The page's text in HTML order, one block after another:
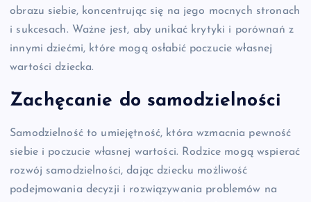
obrazu siebie, koncentrując się na jego mocnych stronach
i sukcesach. Ważne jest, aby unikać krytyki i porównań z
innymi dziećmi, które mogą osłabić poczucie własnej
wartości dziecka.
Zachęcanie do samodzielności
Samodzielność to umiejętność, która wzmacnia pewność
siebie i poczucie własnej wartości. Rodzice mogą wspierać
rozwój samodzielności, dając dziecku możliwość
podejmowania decyzji i rozwiązywania problemów na